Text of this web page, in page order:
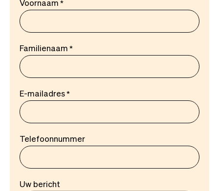
Familienaam
E-mailadres
Telefoonnummer
Uw bericht